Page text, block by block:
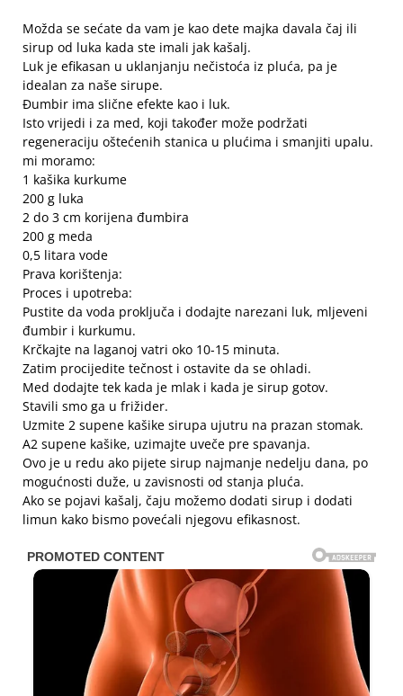
Možda se sećate da vam je kao dete majka davala čaj ili
sirup od luka kada ste imali jak kašalj.
Luk je efikasan u uklanjanju nečistoća iz pluća, pa je
idealan za naše sirupe.
Đumbir ima slične efekte kao i luk.
Isto vrijedi i za med, koji također može podržati
regeneraciju oštećenih stanica u plućima i smanjiti upalu.
mi moramo:
1 kašika kurkume
200 g luka
2 do 3 cm korijena đumbira
200 g meda
0,5 litara vode
Prava korištenja:
Proces i upotreba:
Pustite da voda proključa i dodajte narezani luk, mljeveni
đumbir i kurkumu.
Krčkajte na laganoj vatri oko 10-15 minuta.
Zatim procijedite tečnost i ostavite da se ohladi.
Med dodajte tek kada je mlak i kada je sirup gotov.
Stavili smo ga u frižider.
Uzmite 2 supene kašike sirupa ujutru na prazan stomak.
A2 supene kašike, uzimajte uveče pre spavanja.
Ovo je u redu ako pijete sirup najmanje nedelju dana, po
mogućnosti duže, u zavisnosti od stanja pluća.
Ako se pojavi kašalj, čaju možemo dodati sirup i dodati
limun kako bismo povećali njegovu efikasnost.